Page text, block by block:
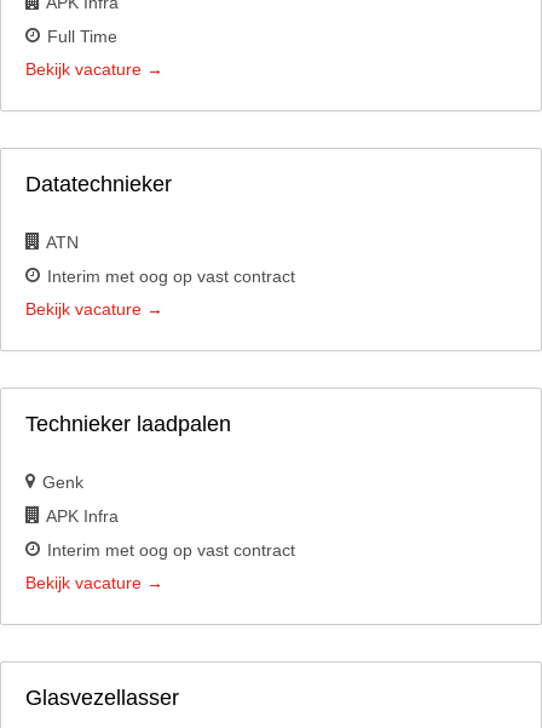
Full Time
Bekijk vacature
Datatechnieker
ATN
Interim met oog op vast contract
Bekijk vacature
Technieker laadpalen
Genk
APK Infra
Interim met oog op vast contract
Bekijk vacature
Glasvezellasser